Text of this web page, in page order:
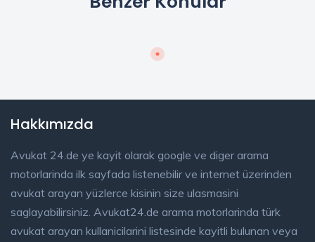
Hakkımızda
Avukat 24.de ye kayit olarak google ve diger arama
motorlarinda ilk sayfada listenebilir ve internet üzerinden
avukat arayan yüzlerce kisinin size ulasmasini
saglayabilirsiniz. Avukat24.de arama motorlarinda türk
avukat arayan kullanicilarini listesinde kayitli bulunan veya